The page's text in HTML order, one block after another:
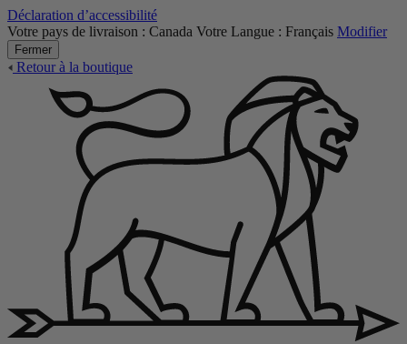
Déclaration d’accessibilité
Votre pays de livraison : Canada Votre Langue : Français Modifier
Fermer
Retour à la boutique